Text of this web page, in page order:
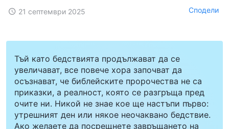
21 септември 2025 Сподели
Тъй като бедствията продължават да се
увеличават, все повече хора започват да
осъзнават, че библейските пророчества не са
приказки, а реалност, която се разгръща пред
очите ни. Никой не знае кое ще настъпи първо:
утрешният ден или някое неочаквано бедствие.
Ако желаете да посрещнете завръщането на